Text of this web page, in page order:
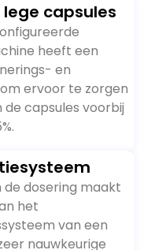
capsules
heeft een
en
ervoor te zorgen
capsules voorbij
de dosering maakt
het
van een
nauwkeurige